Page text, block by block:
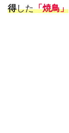
得した「焼鳥」